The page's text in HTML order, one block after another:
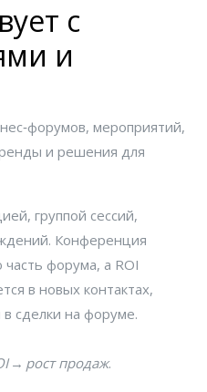
с
и
, мероприятий,
и решения для
, группой сессий,
. Конференция
форума, а ROI
в новых контактах,
сделки на форуме.
→ рост продаж.